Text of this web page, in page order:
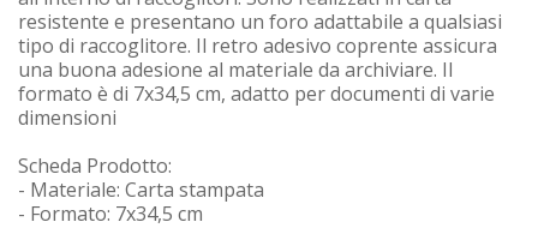
resistente e presentano un foro adattabile a qualsiasi
tipo di raccoglitore. Il retro adesivo coprente assicura
una buona adesione al materiale da archiviare. Il
formato è di 7x34,5 cm, adatto per documenti di varie
dimensioni
Scheda Prodotto:
- Materiale: Carta stampata
- Formato: 7x34,5 cm